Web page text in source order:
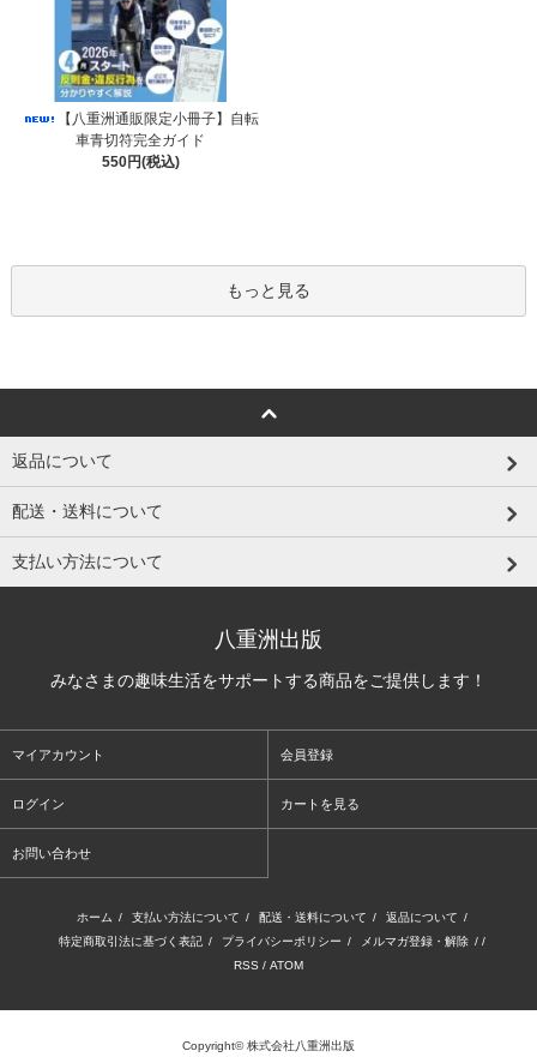
【八重洲通販限定小冊子】自転
車青切符完全ガイド
550円(税込)
もっと見る
返品について
配送・送料について
支払い方法について
八重洲出版
みなさまの趣味生活をサポートする商品をご提供します！
マイアカウント 会員登録
ログイン カートを見る
お問い合わせ
ホーム / 支払い方法について / 配送・送料について / 返品について /
特定商取引法に基づく表記 / プライバシーポリシー / メルマガ登録・解除 / /
RSS / ATOM
Copyright© 株式会社八重洲出版